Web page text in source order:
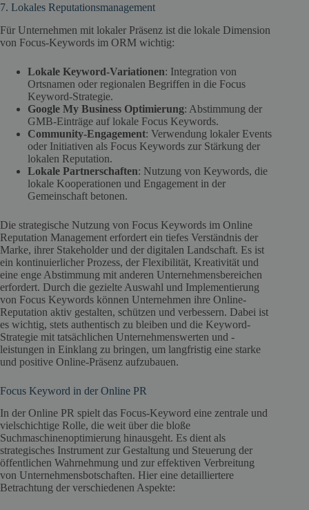
7. Lokales Reputationsmanagement
Für Unternehmen mit lokaler Präsenz ist die lokale Dimension
von Focus-Keywords im ORM wichtig:
Lokale Keyword-Variationen: Integration von
Ortsnamen oder regionalen Begriffen in die Focus
Keyword-Strategie.
Google My Business Optimierung: Abstimmung der
GMB-Einträge auf lokale Focus Keywords.
Community-Engagement: Verwendung lokaler Events
oder Initiativen als Focus Keywords zur Stärkung der
lokalen Reputation.
Lokale Partnerschaften: Nutzung von Keywords, die
lokale Kooperationen und Engagement in der
Gemeinschaft betonen.
Die strategische Nutzung von Focus Keywords im Online
Reputation Management erfordert ein tiefes Verständnis der
Marke, ihrer Stakeholder und der digitalen Landschaft. Es ist
ein kontinuierlicher Prozess, der Flexibilität, Kreativität und
eine enge Abstimmung mit anderen Unternehmensbereichen
erfordert. Durch die gezielte Auswahl und Implementierung
von Focus Keywords können Unternehmen ihre Online-
Reputation aktiv gestalten, schützen und verbessern. Dabei ist
es wichtig, stets authentisch zu bleiben und die Keyword-
Strategie mit tatsächlichen Unternehmenswerten und -
leistungen in Einklang zu bringen, um langfristig eine starke
und positive Online-Präsenz aufzubauen.
Focus Keyword in der Online PR
In der Online PR spielt das Focus-Keyword eine zentrale und
vielschichtige Rolle, die weit über die bloße
Suchmaschinenoptimierung hinausgeht. Es dient als
strategisches Instrument zur Gestaltung und Steuerung der
öffentlichen Wahrnehmung und zur effektiven Verbreitung
von Unternehmensbotschaften. Hier eine detailliertere
Betrachtung der verschiedenen Aspekte: